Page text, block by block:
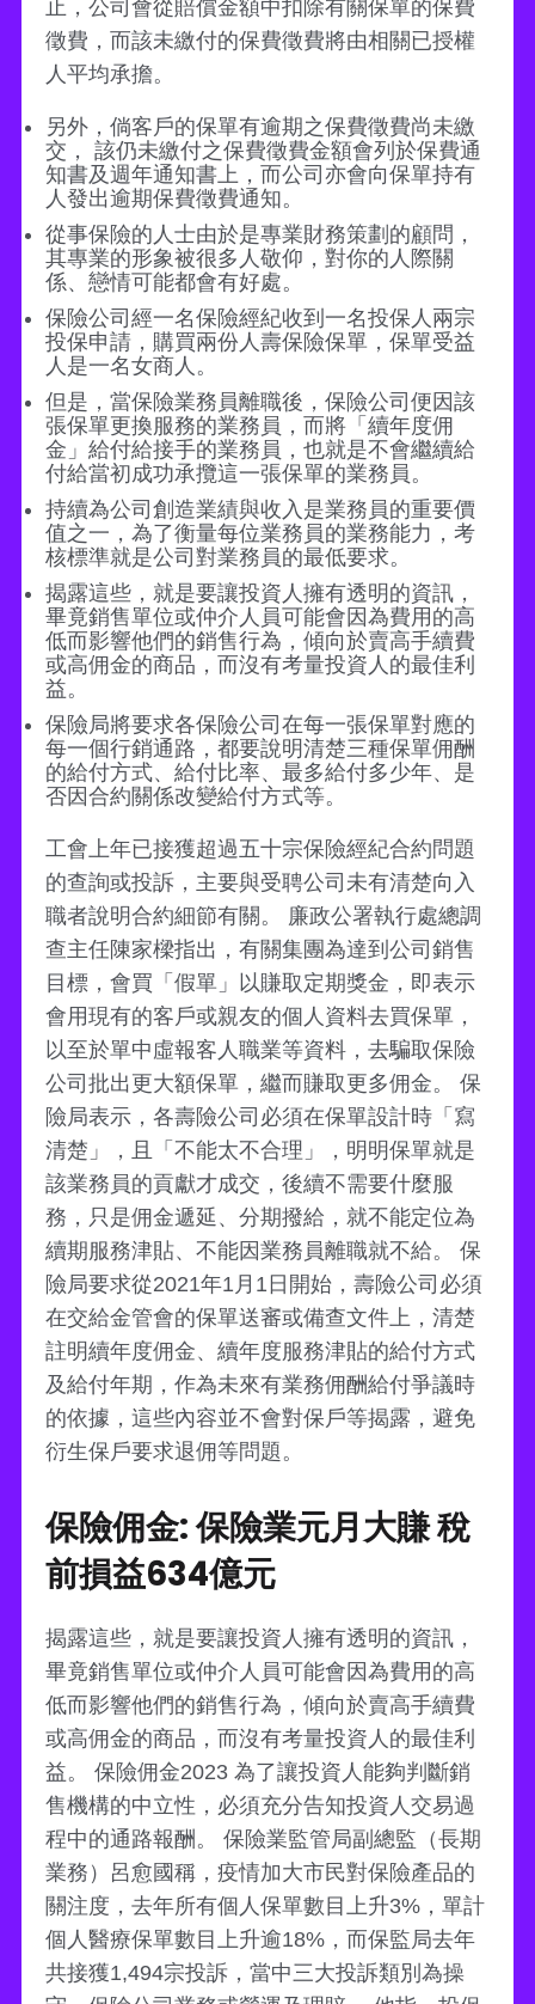
止，公司會從賠償金額中扣除有關保單的保費
徵費，而該未繳付的保費徵費將由相關已授權
人平均承擔。
另外，倘客戶的保單有逾期之保費徵費尚未繳
交， 該仍未繳付之保費徵費金額會列於保費通
知書及週年通知書上，而公司亦會向保單持有
人發出逾期保費徵費通知。
從事保險的人士由於是專業財務策劃的顧問，
其專業的形象被很多人敬仰，對你的人際關
係、戀情可能都會有好處。
保險公司經一名保險經紀收到一名投保人兩宗
投保申請，購買兩份人壽保險保單，保單受益
人是一名女商人。
但是，當保險業務員離職後，保險公司便因該
張保單更換服務的業務員，而將「續年度佣
金」給付給接手的業務員，也就是不會繼續給
付給當初成功承攬這一張保單的業務員。
持續為公司創造業績與收入是業務員的重要價
值之一，為了衡量每位業務員的業務能力，考
核標準就是公司對業務員的最低要求。
揭露這些，就是要讓投資人擁有透明的資訊，
畢竟銷售單位或仲介人員可能會因為費用的高
低而影響他們的銷售行為，傾向於賣高手續費
或高佣金的商品，而沒有考量投資人的最佳利
益。
保險局將要求各保險公司在每一張保單對應的
每一個行銷通路，都要說明清楚三種保單佣酬
的給付方式、給付比率、最多給付多少年、是
否因合約關係改變給付方式等。
工會上年已接獲超過五十宗保險經紀合約問題
的查詢或投訴，主要與受聘公司未有清楚向入
職者說明合約細節有關。 廉政公署執行處總調
查主任陳家樑指出，有關集團為達到公司銷售
目標，會買「假單」以賺取定期獎金，即表示
會用現有的客戶或親友的個人資料去買保單，
以至於單中虛報客人職業等資料，去騙取保險
公司批出更大額保單，繼而賺取更多佣金。 保
險局表示，各壽險公司必須在保單設計時「寫
清楚」，且「不能太不合理」，明明保單就是
該業務員的貢獻才成交，後續不需要什麼服
務，只是佣金遞延、分期撥給，就不能定位為
續期服務津貼、不能因業務員離職就不給。 保
險局要求從2021年1月1日開始，壽險公司必須
在交給金管會的保單送審或備查文件上，清楚
註明續年度佣金、續年度服務津貼的給付方式
及給付年期，作為未來有業務佣酬給付爭議時
的依據，這些內容並不會對保戶等揭露，避免
衍生保戶要求退佣等問題。
保險佣金: 保險業元月大賺 稅
前損益634億元
揭露這些，就是要讓投資人擁有透明的資訊，
畢竟銷售單位或仲介人員可能會因為費用的高
低而影響他們的銷售行為，傾向於賣高手續費
或高佣金的商品，而沒有考量投資人的最佳利
益。 保險佣金2023 為了讓投資人能夠判斷銷
售機構的中立性，必須充分告知投資人交易過
程中的通路報酬。 保險業監管局副總監（長期
業務）呂愈國稱，疫情加大市民對保險產品的
關注度，去年所有個人保單數目上升3%，單計
個人醫療保單數目上升逾18%，而保監局去年
共接獲1,494宗投訴，當中三大投訴類別為操